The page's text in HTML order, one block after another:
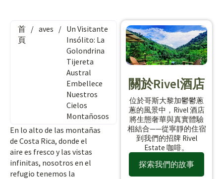
首
頁
/ aves / Un Visitante
Insólito: La
Golondrina
Tijereta
Austral
Embellece
Nuestros
Cielos
Montañosos
En lo alto de las montañas
de Costa Rica, donde el
aire es fresco y las vistas
infinitas, nosotros en el
refugio tenemos la
關於Rivel酒店
位於哥斯大黎加鬱鬱蔥
蔥的風景中，Rivel 酒店
將生態奢華與真實體驗
相結合——從寧靜的住宿
到我們的招牌 Rivel
Estate 咖啡。
探索我們的故事